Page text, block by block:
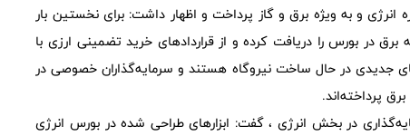
و به ویژه برق و گاز پرداخت و اظهار داشت: برای نخستین بار
در بورس را دریافت کرده و از قراردادهای خرید تضمینی ارزی با
جدیدی در حال ساخت نیروگاه هستند و سرمایه‌گذاران خصوصی در
پرداخته‌اند.
در بخش انرژی ، گفت: ابزارهای طراحی شده در بورس انرژی